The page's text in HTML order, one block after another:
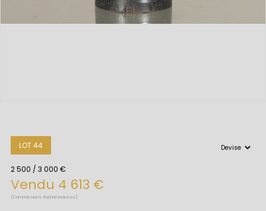
LOT 44
2 500 / 3 000 €
Vendu 4 613 €
(Commissions d'achat incluses)